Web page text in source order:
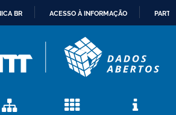
CONTEÚDO
BR ACESSO À INFORMAÇÃO